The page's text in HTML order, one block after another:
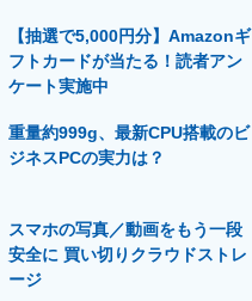
建設×テクノロジーの最前線
【抽選で5,000円分】Amazonギ
フトカードが当たる！読者アン
ケート実施中
重量約999g、最新CPU搭載のビ
ジネスPCの実力は？
スマホの写真／動画をもう一段
安全に 買い切りクラウドストレ
ージ